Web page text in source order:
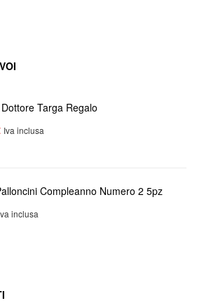
Targa Regalo
Iva inclusa
Compleanno Numero 2 5pz
inclusa